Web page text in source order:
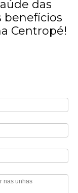
das
benefícios
Centropé!